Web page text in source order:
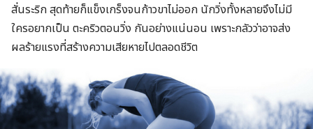
สั่นระริก สุดท้ายก็แข็งเกร็งจนก้าวขาไม่ออก นักวิ่งทั้งหลายจึงไม่มี
ใครอยากเป็น ตะคริวตอนวิ่ง กันอย่างแน่นอน เพราะกลัวว่าอาจส่ง
ผลร้ายแรงที่สร้างความเสียหายไปตลอดชีวิต